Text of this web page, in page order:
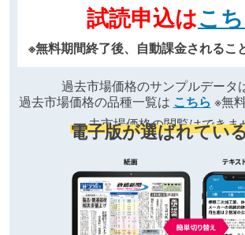
試読申込はこ
※無料期間終了後、自動課金されるこ
過去市場価格のサンプルデータ
過去市場価格の品種一覧は こちら ※無
去市場価格の閲覧はできま
電子版が選ばれてい